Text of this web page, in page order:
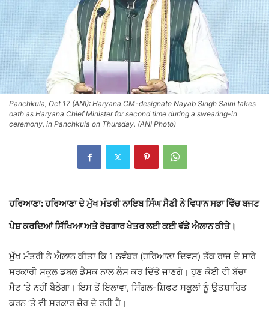
Panchkula, Oct 17 (ANI): Haryana CM-designate Nayab Singh Saini takes
oath as Haryana Chief Minister for second time during a swearing-in
ceremony, in Panchkula on Thursday. (ANI Photo)
ਹਰਿਆਣਾ:ਹਰਿਆਣਾ ਦੇ ਮੁੱਖ ਮੰਤਰੀਨਾਇਬ ਸਿੰਘ ਸੈਣੀਨੇ ਵਿਧਾਨ ਸਭਾ ਵਿੱਚ ਬਜਟ
ਪੇਸ਼ ਕਰਦਿਆਂ ਸਿੱਖਿਆ ਅਤੇ ਰੋਜ਼ਗਾਰ ਖੇਤਰ ਲਈ ਕਈ ਵੱਡੇ ਐਲਾਨ ਕੀਤੇ।
ਮੁੱਖ ਮੰਤਰੀ ਨੇ ਐਲਾਨ ਕੀਤਾ ਕਿ 1 ਨਵੰਬਰ (ਹਰਿਆਣਾ ਦਿਵਸ) ਤੱਕ ਰਾਜ ਦੇ ਸਾਰੇ
ਸਰਕਾਰੀ ਸਕੂਲ ਡਬਲ ਡੈਸਕ ਨਾਲ ਲੈਸ ਕਰ ਦਿੱਤੇ ਜਾਣਗੇ। ਹੁਣ ਕੋਈ ਵੀ ਬੱਚਾ
ਮੈਟ ‘ਤੇ ਨਹੀਂ ਬੈਠੇਗਾ। ਇਸ ਤੋਂ ਇਲਾਵਾ, ਸਿੰਗਲ-ਸ਼ਿਫਟ ਸਕੂਲਾਂ ਨੂੰ ਉਤਸ਼ਾਹਿਤ
ਕਰਨ ‘ਤੇ ਵੀ ਸਰਕਾਰ ਜ਼ੋਰ ਦੇ ਰਹੀ ਹੈ।